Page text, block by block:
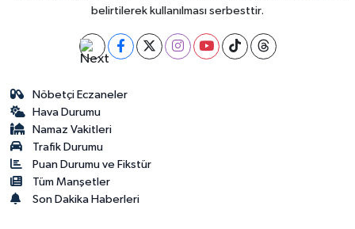
belirtilerek kullanılması serbesttir.
Nöbetçi Eczaneler
Hava Durumu
Namaz Vakitleri
Trafik Durumu
Puan Durumu ve Fikstür
Tüm Manşetler
Son Dakika Haberleri